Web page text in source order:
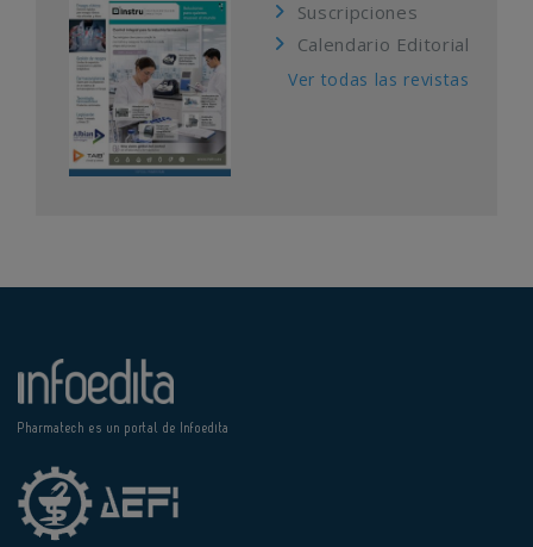
Suscripciones
Calendario Editorial
Ver todas las revistas
Pharmatech es un portal de Infoedita